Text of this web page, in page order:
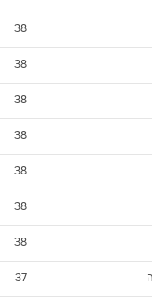
38
38
38
38
38
38
38
37